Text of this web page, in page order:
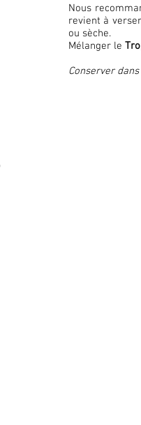
Nous
revient à
ou sèche.
Mélanger le
Conserver